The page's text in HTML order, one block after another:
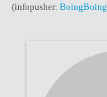
(infopusher: BoingBoing